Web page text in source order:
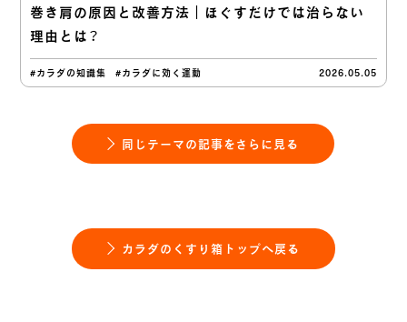
巻き肩の原因と改善方法｜ほぐすだけでは治らない
理由とは？
#カラダの知識集 #カラダに効く運動 2026.05.05
同じテーマの記事をさらに見る
カラダのくすり箱トップへ戻る